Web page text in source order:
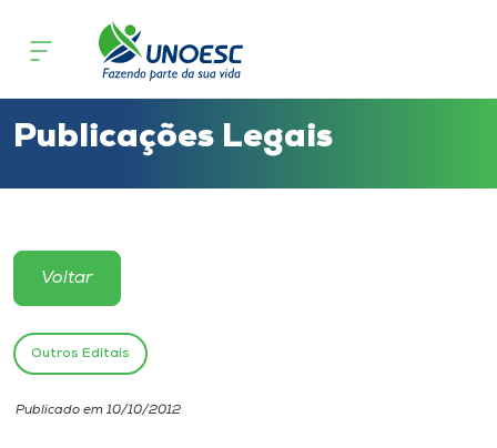
Cursos
Atendimento ao Estudante
Portal de Ensino
Unoesc
Publicações Legais
Voltar
Outros Editais
Publicado em 10/10/2012